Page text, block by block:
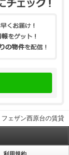
フェザン西原台の賃貸